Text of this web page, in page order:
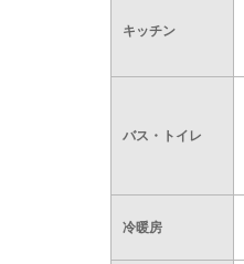
キッチン
バス・トイレ
冷暖房